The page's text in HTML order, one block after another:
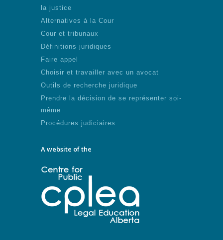
la justice
Alternatives à la Cour
Cour et tribunaux
Définitions juridiques
Faire appel
Choisir et travailler avec un avocat
Outils de recherche juridique
Prendre la décision de se représenter soi-
même
Procédures judiciaires
A website of the